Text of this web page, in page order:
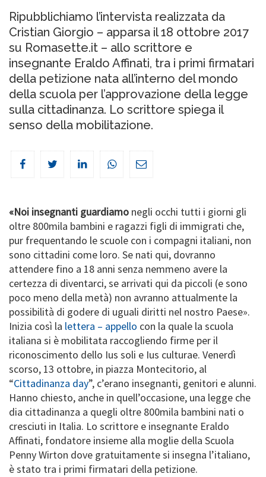
Ripubblichiamo l’intervista realizzata da
Cristian Giorgio – apparsa il 18 ottobre 2017
su Romasette.it – allo scrittore e
insegnante Eraldo Affinati, tra i primi firmatari
della petizione nata all’interno del mondo
della scuola per l’approvazione della legge
sulla cittadinanza. Lo scrittore spiega il
senso della mobilitazione.
«Noi insegnanti guardiamo negli occhi tutti i giorni gli
oltre 800mila bambini e ragazzi figli di immigrati che,
pur frequentando le scuole con i compagni italiani, non
sono cittadini come loro. Se nati qui, dovranno
attendere fino a 18 anni senza nemmeno avere la
certezza di diventarci, se arrivati qui da piccoli (e sono
poco meno della metà) non avranno attualmente la
possibilità di godere di uguali diritti nel nostro Paese».
Inizia così la lettera – appello con la quale la scuola
italiana si è mobilitata raccogliendo firme per il
riconoscimento dello Ius soli e Ius culturae. Venerdì
scorso, 13 ottobre, in piazza Montecitorio, al
“Cittadinanza day”, c’erano insegnanti, genitori e alunni.
Hanno chiesto, anche in quell’occasione, una legge che
dia cittadinanza a quegli oltre 800mila bambini nati o
cresciuti in Italia. Lo scrittore e insegnante Eraldo
Affinati, fondatore insieme alla moglie della Scuola
Penny Wirton dove gratuitamente si insegna l’italiano,
è stato tra i primi firmatari della petizione.